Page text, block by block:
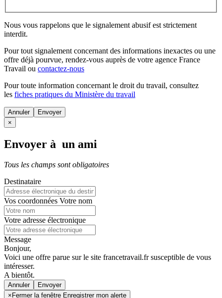
Nous vous rappelons que le signalement abusif est strictement
interdit.
Pour tout signalement concernant des informations inexactes ou une
offre déjà pourvue, rendez-vous auprès de votre agence France
Travail ou contactez-nous
Pour toute information concernant le droit du travail, consultez
les fiches pratiques du Ministère du travail
Annuler
×
Envoyer à un ami
Tous les champs sont obligatoires
Destinataire
Vos coordonnées Votre nom
Votre adresse électronique
Message
Bonjour,
Voici une offre parue sur le site francetravail.fr susceptible de vous
intéresser.
A bientôt.
Annuler
× Fermer la fenêtre Enregistrer mon alerte